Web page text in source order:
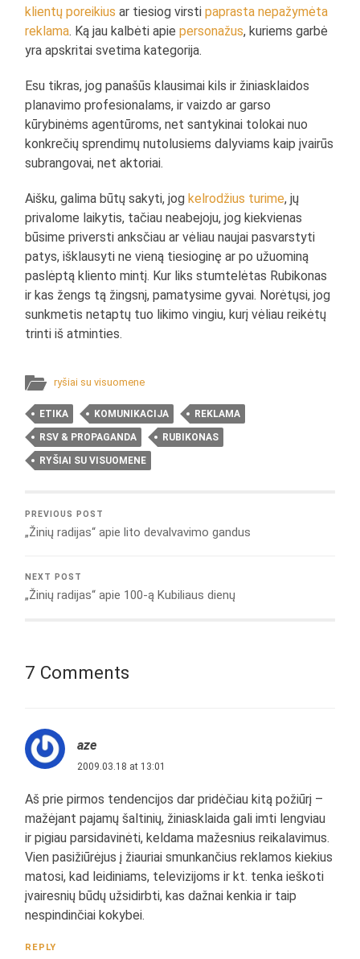
klientų poreikius ar tiesiog virstipaprasta nepažymėta
reklama. Ką jau kalbėti apiepersonažus, kuriems garbė
yra apskritai svetima kategorija.
Esu tikras, jog panašūs klausimai kils ir žiniasklaidos
planavimo profesionalams, ir vaizdo ar garso
kūrybinėms agentūroms, net santykinai tolokai nuo
konkrečių sprendimų nutolusiems dalyviams kaip įvairūs
subrangovai, net aktoriai.
Aišku, galima būtų sakyti, jogkelrodžius turime, jų
privalome laikytis, tačiau neabejoju, jog kiekvienas
būsime priversti anksčiau ar vėliau naujai pasvarstyti
patys, išklausyti ne vieną tiesioginę ar po užuominą
paslėptą kliento mintį. Kur liks stumtelėtas Rubikonas
ir kas žengs tą žingsnį, pamatysime gyvai. Norėtųsi, jog
sunkmetis netaptų tuo likimo vingiu, kurį vėliau reikėtų
trinti iš atminties.
ryšiai su visuomene
ETIKA KOMUNIKACIJA REKLAMA
RSV & PROPAGANDA RUBIKONAS
RYŠIAI SU VISUOMENE
PREVIOUS POST
„Žinių radijas“ apie lito devalvavimo gandus
NEXT POST
„Žinių radijas“ apie 100-ą Kubiliaus dienų
7 Comments
aze
2009.03.18 at 13:01
Aš prie pirmos tendencijos dar pridėčiau kitą požiūrį –
mažėjant pajamų šaltinių, žiniasklaida gali imti lengviau
ir pigiau parsidavinėti, keldama mažesnius reikalavimus.
Vien pasižiūrėjus į žiauriai smunkančius reklamos kiekius
matosi, kad leidiniams, televizijoms ir kt. tenka ieškoti
įvairesnių būdų užsidirbti, kas dažnai kenkia ir taip
nespindinčiai kokybei.
REPLY